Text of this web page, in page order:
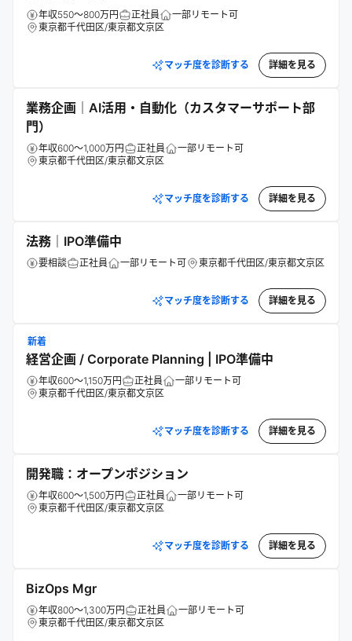
年収550～800万円 正社員
一部リモート可
東京都千代田区/東京都文京区
マッチ度を診断する 詳細を見る
業務企画｜AI活用・自動化（カスタマーサポート部
門）
年収600～1,000万円 正社員
一部リモート可
東京都千代田区/東京都文京区
マッチ度を診断する 詳細を見る
法務｜IPO準備中
要相談 正社員 一部リモート可 東京都千代田区/東京都文京区
マッチ度を診断する 詳細を見る
新着
経営企画 / Corporate Planning | IPO準備中
年収600～1,150万円 正社員
一部リモート可
東京都千代田区/東京都文京区
マッチ度を診断する 詳細を見る
開発職：オープンポジション
年収600～1,500万円 正社員
一部リモート可
東京都千代田区/東京都文京区
マッチ度を診断する 詳細を見る
BizOps Mgr
年収800～1,300万円 正社員
一部リモート可
東京都千代田区/東京都文京区